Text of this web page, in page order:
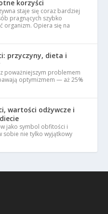
korzyści
staje się coraz bardziej
pragnących szybko
organizm. Opiera się na
przyczyny, dieta i
poważniejszym problemem
optymizmem — aż 25%
wartości odżywcze i
jako symbol obfitości i
sobie nie tylko wyjątkowy